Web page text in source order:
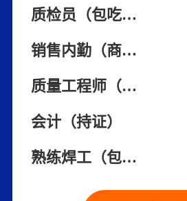
质检员（包吃住/长白班）
销售内勤（商务方向）
质量工程师（包吃住/交社保）
会计（持证）
熟练焊工（包吃住/长白班）